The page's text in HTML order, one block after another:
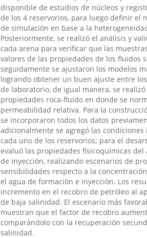
disponible de estudios de núcleos y
de los 4 reservorios, para luego definir el
de simulación en base a la
Posteriormente, se realizó el análisis y
cada arena para verificar que las
valores de las propiedades de los fluidos
seguidamente se ajustaron los modelos
logrando obtener un buen ajuste entre
de laboratorio, de igual manera, se
propiedades roca-fluido en donde se
permeabilidad relativa. Para la
se incorporaron todos los datos
adicionalmente se agregó las
cada uno de los reservorios; para el
evaluó las propiedades fisicoquímicas del
de inyección, realizando escenarios de
sensibilidades respecto a la
el agua de formación e inyección. Los
incremento en el recobro de petróleo al
de baja salinidad. El escenario más
muestran que el factor de recobro
comparándolo con la recuperación
salinidad.